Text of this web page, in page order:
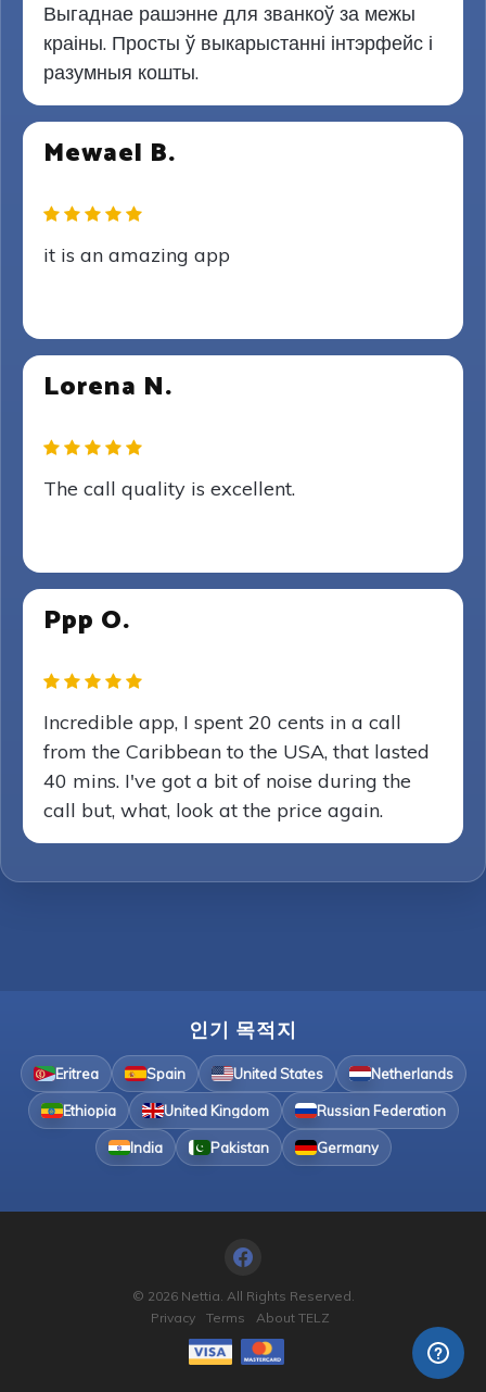
Выгаднае рашэнне для званкоў за межы
краіны. Просты ў выкарыстанні інтэрфейс і
разумныя кошты.
Mewael B.
it is an amazing app
Lorena N.
The call quality is excellent.
Ppp O.
Incredible app, I spent 20 cents in a call
from the Caribbean to the USA, that lasted
40 mins. I've got a bit of noise during the
call but, what, look at the price again.
인기 목적지
Eritrea Spain United States Netherlands
Ethiopia United Kingdom Russian Federation
India Pakistan Germany
© 2026 Nettia. All Rights Reserved.
Privacy
Terms About TELZ